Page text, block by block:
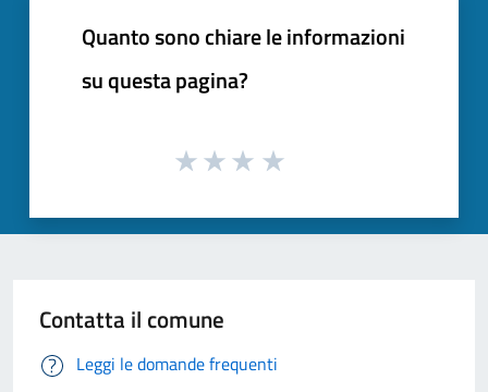
Quanto sono chiare le informazioni
su questa pagina?
Contatta il comune
Leggi le domande frequenti